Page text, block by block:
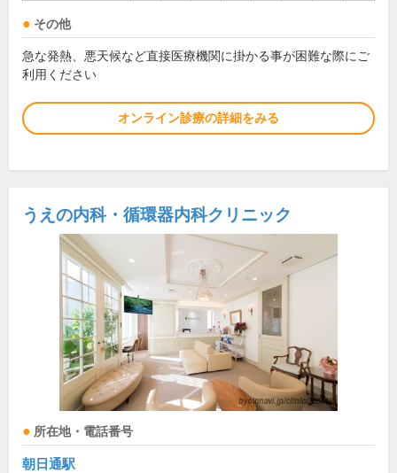
その他
急な発熱、悪天候など直接医療機関に掛かる事が困難な際にご
利用ください
オンライン診療の詳細をみる
うえの内科・循環器内科クリニック
所在地・電話番号
朝日通駅